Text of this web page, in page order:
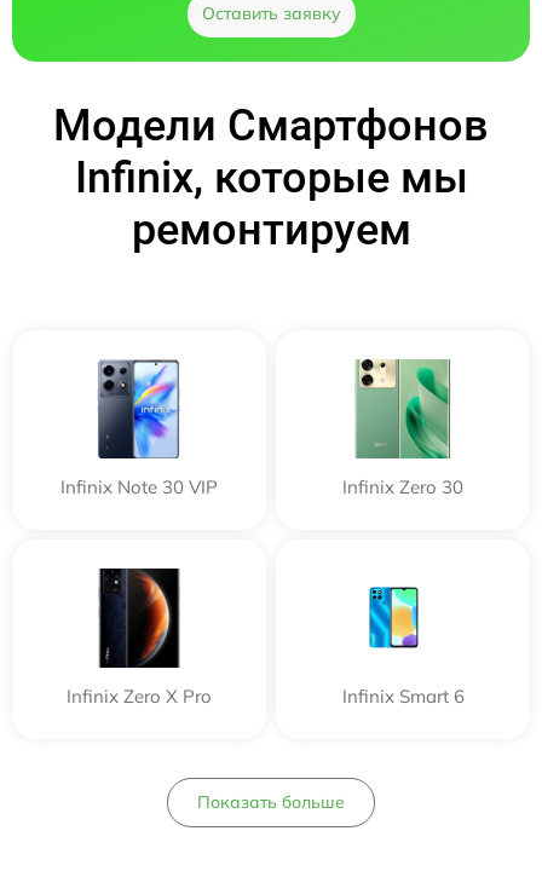
Оставить заявку
Модели Смартфонов
Infinix, которые мы
ремонтируем
Infinix Note 30 VIP Infinix Zero 30
Infinix Zero X Pro Infinix Smart 6
Показать больше